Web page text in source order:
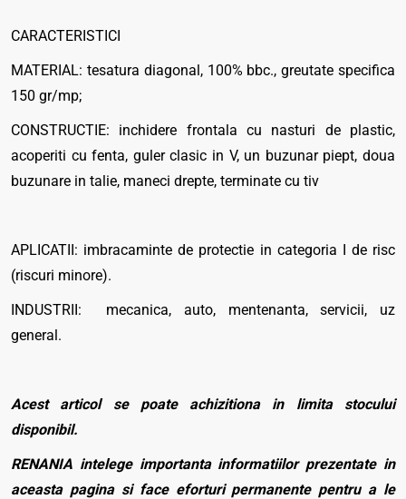
CARACTERISTICI
MATERIAL: tesatura diagonal, 100% bbc., greutate specifica
150 gr/mp;
CONSTRUCTIE: inchidere frontala cu nasturi de plastic,
acoperiti cu fenta, guler clasic in V, un buzunar piept, doua
buzunare in talie, maneci drepte, terminate cu tiv
APLICATII: imbracaminte de protectie in categoria I de risc
(riscuri minore).
INDUSTRII: mecanica, auto, mentenanta, servicii, uz
general.
Acest articol se poate achizitiona in limita stocului
disponibil.
RENANIA intelege importanta informatiilor prezentate in
aceasta pagina si face eforturi permanente pentru a le